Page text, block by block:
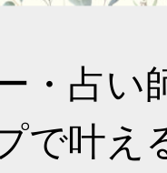
・占い
プで叶